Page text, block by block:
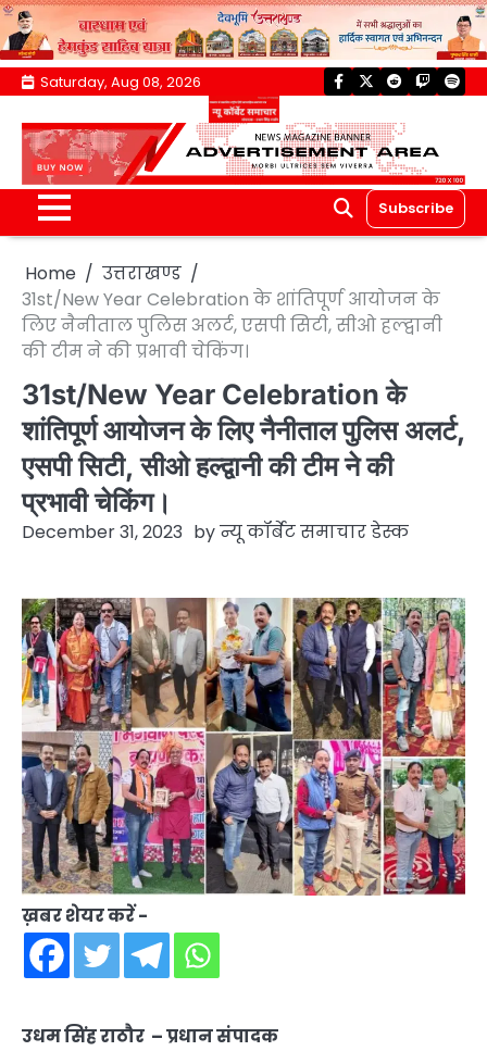
Skip
content
Saturday, Aug 08, 2026 facebook
twitterreddittwitch
Subscribe
Home
उत्तराखण्ड
31st/New Year Celebration के शांतिपूर्ण आयोजन के
लिए नैनीताल पुलिस अलर्ट, एसपी सिटी, सीओ हल्द्वानी
की टीम ने की प्रभावी चेकिंग।
31st/New Year Celebration के
शांतिपूर्ण आयोजन के लिए नैनीताल पुलिस अलर्ट,
एसपी सिटी, सीओ हल्द्वानी की टीम ने की
प्रभावी चेकिंग।
December 31, 2023 byन्यू कॉर्बेट समाचार डेस्क
ख़बर शेयर करें -
उधम सिंह राठौर –प्रधान संपादक